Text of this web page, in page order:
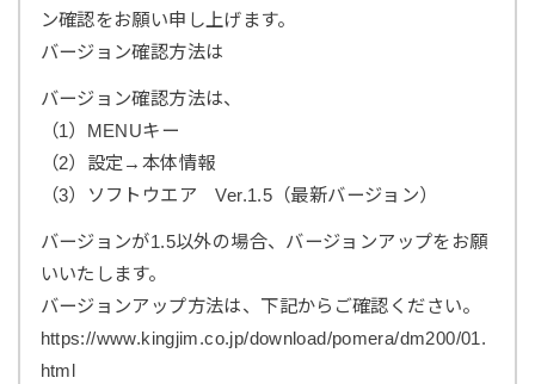
ン確認をお願い申し上げます。
バージョン確認方法は
バージョン確認方法は、
（1）MENUキー
（2）設定→本体情報
（3）ソフトウエア Ver.1.5（最新バージョン）
バージョンが1.5以外の場合、バージョンアップをお願
いいたします。
バージョンアップ方法は、下記からご確認ください。
https://www.kingjim.co.jp/download/pomera/dm200/01.
html